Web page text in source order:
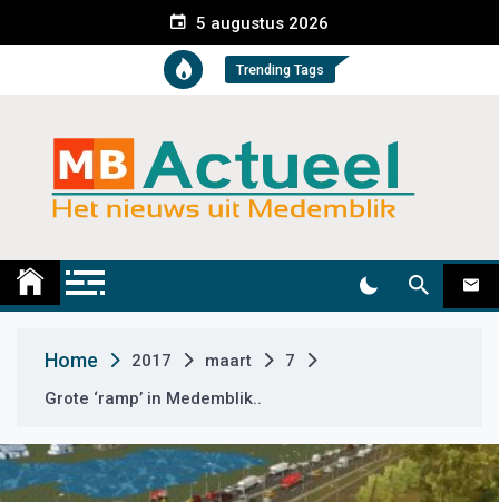
e
t
5 augustus 2026
Trending Tags
Medemblik Actueel
Home 2017 maart
7
Grote ‘ramp’ in Medemblik..